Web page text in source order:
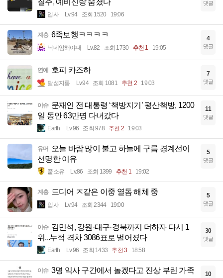
질주, 예비신랑 숨졌다
입사 Lv.94 조회 1520 19:06
댓글
계층 6족보행ㅋㅋㅋㅋ
닉네임해야대 Lv.82 조회 1730 추천 1 19:05
4
댓글
연예 호피 카즈하
달섭지롱 Lv.94 조회 1081 추천 2 19:03
7
댓글
이슈 문재인 전 대통령 ‘책방지기’ 평산책방, 1200
일 동안 63만명 다녀갔다
Earth Lv.96 조회 978 추천 2 19:03
11
댓글
유머
오늘 바람 많이 불고 하늘에 구름 경계선이
선명한 이유
풀소유 Lv.86 조회 1399 추천 1 19:02
5
댓글
계층 드디어 ㅈ같은 이중 열돔 해체 중
입사 Lv.94 조회 2344 19:00
5
댓글
이슈 김민석, 강원·대구·경북까지 더하자 다시 1
위...누적 격차 3086표로 벌어졌다
Earth Lv.96 조회 1433 추천 3 18:58
30
댓글
이슈 3명 익사 구간에서 놀겠다고 진상 부린 가족 10